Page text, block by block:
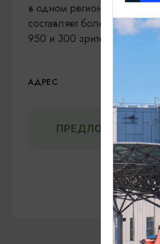
в одном регионе России.
составляет более 2,3 тыс.
950 и 300 зрителей
АДРЕС
ПРЕДЛОЖИТЬ